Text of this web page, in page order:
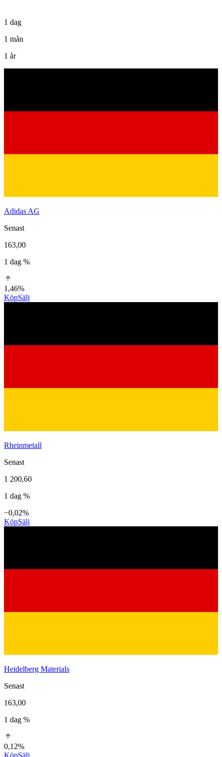
1 dag
1 mån
1 år
Adidas AG
Senast
163,00
1 dag %
1,46%
KöpSälj
Rheinmetall
Senast
1 200,60
1 dag %
−0,02%
KöpSälj
Heidelberg Materials
Senast
163,00
1 dag %
0,12%
KöpSälj